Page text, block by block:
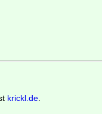
krickl.de.